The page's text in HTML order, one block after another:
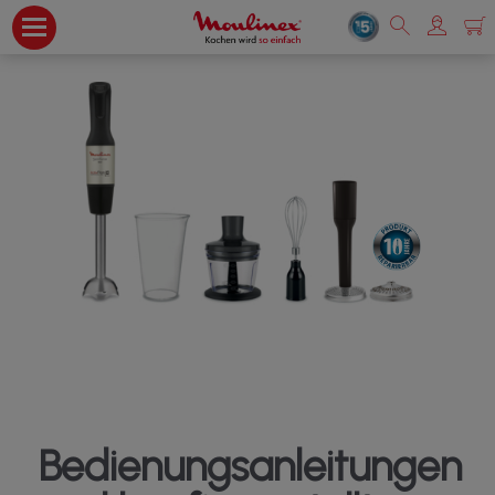
Bedienungsanleitungen